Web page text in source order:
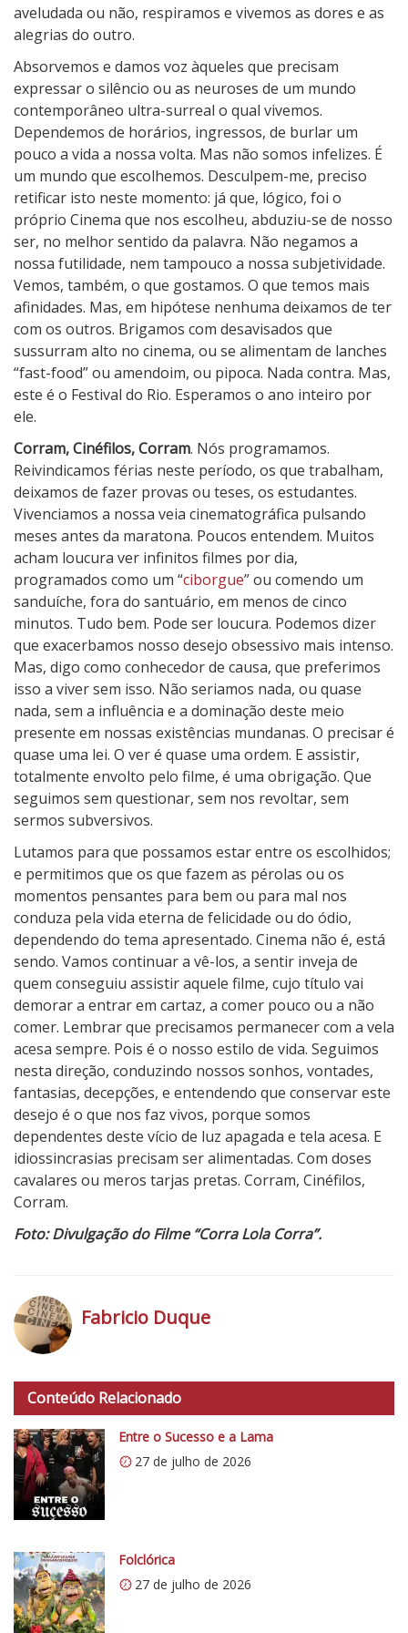
aveludada ou não, respiramos e vivemos as dores e as
alegrias do outro.
Absorvemos e damos voz àqueles que precisam
expressar o silêncio ou as neuroses de um mundo
contemporâneo ultra-surreal o qual vivemos.
Dependemos de horários, ingressos, de burlar um
pouco a vida a nossa volta. Mas não somos infelizes. É
um mundo que escolhemos. Desculpem-me, preciso
retificar isto neste momento: já que, lógico, foi o
próprio Cinema que nos escolheu, abduziu-se de nosso
ser, no melhor sentido da palavra. Não negamos a
nossa futilidade, nem tampouco a nossa subjetividade.
Vemos, também, o que gostamos. O que temos mais
afinidades. Mas, em hipótese nenhuma deixamos de ter
com os outros. Brigamos com desavisados que
sussurram alto no cinema, ou se alimentam de lanches
“fast-food” ou amendoim, ou pipoca. Nada contra. Mas,
este é o Festival do Rio. Esperamos o ano inteiro por
ele.
Corram, Cinéfilos, Corram. Nós programamos.
Reivindicamos férias neste período, os que trabalham,
deixamos de fazer provas ou teses, os estudantes.
Vivenciamos a nossa veia cinematográfica pulsando
meses antes da maratona. Poucos entendem. Muitos
acham loucura ver infinitos filmes por dia,
programados como um “ciborgue” ou comendo um
sanduíche, fora do santuário, em menos de cinco
minutos. Tudo bem. Pode ser loucura. Podemos dizer
que exacerbamos nosso desejo obsessivo mais intenso.
Mas, digo como conhecedor de causa, que preferimos
isso a viver sem isso. Não seriamos nada, ou quase
nada, sem a influência e a dominação deste meio
presente em nossas existências mundanas. O precisar é
quase uma lei. O ver é quase uma ordem. E assistir,
totalmente envolto pelo filme, é uma obrigação. Que
seguimos sem questionar, sem nos revoltar, sem
sermos subversivos.
Lutamos para que possamos estar entre os escolhidos;
e permitimos que os que fazem as pérolas ou os
momentos pensantes para bem ou para mal nos
conduza pela vida eterna de felicidade ou do ódio,
dependendo do tema apresentado. Cinema não é, está
sendo. Vamos continuar a vê-los, a sentir inveja de
quem conseguiu assistir aquele filme, cujo título vai
demorar a entrar em cartaz, a comer pouco ou a não
comer. Lembrar que precisamos permanecer com a vela
acesa sempre. Pois é o nosso estilo de vida. Seguimos
nesta direção, conduzindo nossos sonhos, vontades,
fantasias, decepções, e entendendo que conservar este
desejo é o que nos faz vivos, porque somos
dependentes deste vício de luz apagada e tela acesa. E
idiossincrasias precisam ser alimentadas. Com doses
cavalares ou meros tarjas pretas. Corram, Cinéfilos,
Corram.
Foto: Divulgação do Filme “Corra Lola Corra”.
t
p
s
:
/
/
0
.
w
p
Fabricio Duque
Conteúdo Relacionado
Entre o Sucesso e a Lama
27 de julho de 2026
Folclórica
27 de julho de 2026